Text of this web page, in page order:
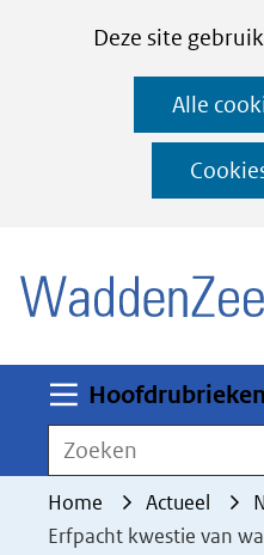
CookiesDeze site
deze
worden
toegestaan
geweigerd.
Alle
Hoofdrubrieken
Zoeken
Home Actueel
Erfpacht kwestie van